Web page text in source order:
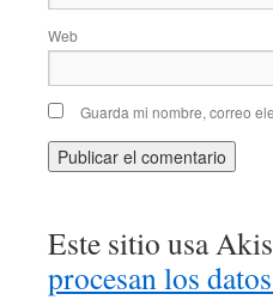
Web
Guarda mi nombre, correo
Este sitio usa
procesan los